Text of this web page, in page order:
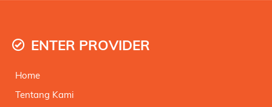
ENTER PROVIDER
Home
Tentang Kami